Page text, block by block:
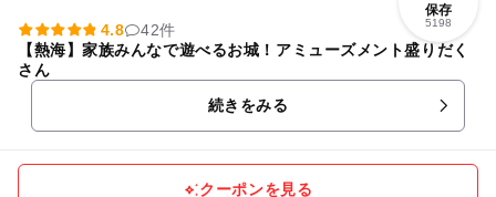
保存
5198
4.8
42件
【熱海】家族みんなで遊べるお城！アミューズメント盛りだく
さん
続きをみる
クーポンを見る